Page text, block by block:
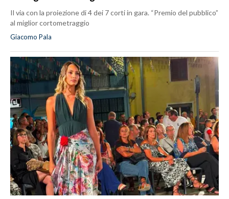
Il via con la proiezione di 4 dei 7 corti in gara. “Premio del pubblico”
al miglior cortometraggio
Giacomo Pala